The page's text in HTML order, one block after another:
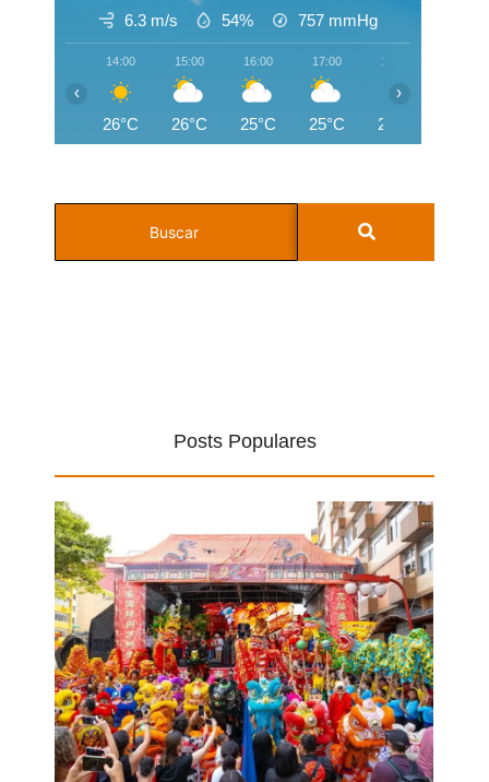
6.3 m/s 54% 757 mmHg
14:00
26°C
15:00
26°C
16:00
25°C
17:00
25°C
18:00
24°C
‹ ›
Posts Populares